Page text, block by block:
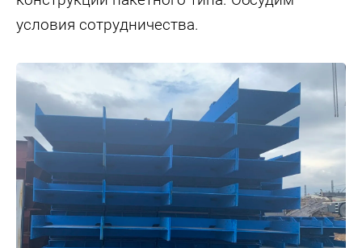
условия сотрудничества.